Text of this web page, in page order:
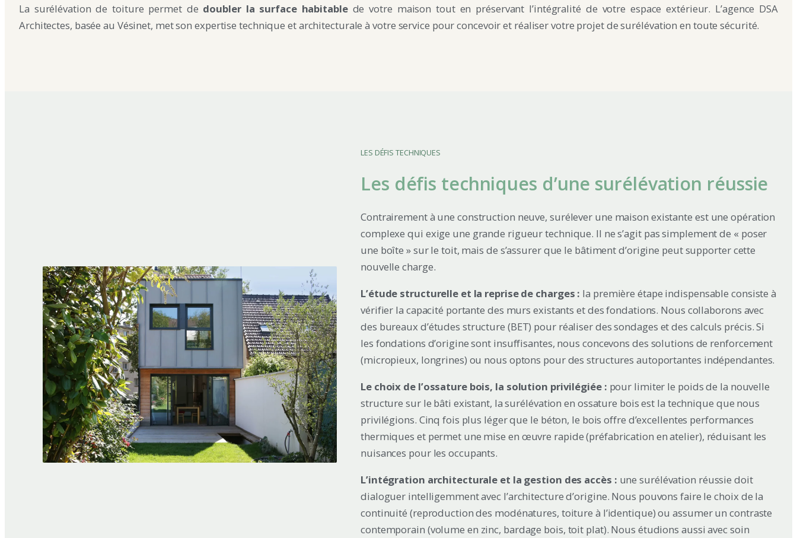
La surélévation de toiture permet de doubler la surface habitablede votre maison tout en préservant l’intégralité de votre espace extérieur. L’agence DSA
Architectes, basée au Vésinet, met son expertise technique et architecturale à votre service pour concevoir et réaliser votre projet de surélévation en toute sécurité.
LES DÉFIS TECHNIQUES
Les défis techniques d’une surélévation réussie
Contrairement à une construction neuve, surélever une maison existante est une opération
complexe qui exige une grande rigueur technique. Il ne s’agit pas simplement de « poser
une boîte » sur le toit, mais de s’assurer que le bâtiment d’origine peut supporter cette
nouvelle charge.
L’étude structurelle et la reprise de charges : la première étape indispensable consiste à
vérifier la capacité portante des murs existants et des fondations. Nous collaborons avec
des bureaux d’études structure (BET) pour réaliser des sondages et des calculs précis. Si
les fondations d’origine sont insuffisantes, nous concevons des solutions de renforcement
(micropieux, longrines) ou nous optons pour des structures autoportantes indépendantes.
Le choix de l’ossature bois, la solution privilégiée : pour limiter le poids de la nouvelle
structure sur le bâti existant, la surélévation en ossature bois est la technique que nous
privilégions. Cinq fois plus léger que le béton, le bois offre d’excellentes performances
thermiques et permet une mise en œuvre rapide (préfabrication en atelier), réduisant les
nuisances pour les occupants.
L’intégration architecturale et la gestion des accès : une surélévation réussie doit
dialoguer intelligemment avec l’architecture d’origine. Nous pouvons faire le choix de la
continuité (reproduction des modénatures, toiture à l’identique) ou assumer un contraste
contemporain (volume en zinc, bardage bois, toit plat). Nous étudions aussi avec soin